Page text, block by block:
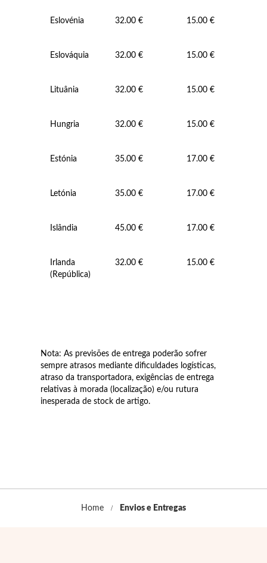
Eslovénia 32.00 € 15.00 €
Eslováquia 32.00 € 15.00 €
Lituânia 32.00 € 15.00 €
Hungria 32.00 € 15.00 €
Estónia 35.00 € 17.00 €
Letónia 35.00 € 17.00 €
Islândia 45.00 € 17.00 €
Irlanda
(República)
32.00 € 15.00 €
Nota: As previsões de entrega poderão sofrer
sempre atrasos mediante dificuldades logísticas,
atraso da transportadora, exigências de entrega
relativas à morada (localização) e/ou rutura
inesperada de stock de artigo.
Home Envios e Entregas